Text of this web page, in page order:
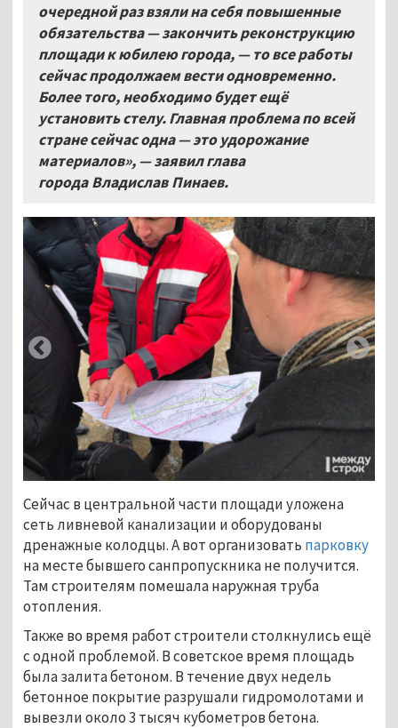
очередной раз взяли на себя повышенные
обязательства — закончить реконструкцию
площади к юбилею города, — то все работы
сейчас продолжаем вести одновременно.
Более того, необходимо будет ещё
установить стелу. Главная проблема по всей
стране сейчас одна — это удорожание
материалов», — заявил глава
города Владислав Пинаев.
Сейчас в центральной части площади уложена
сеть ливневой канализации и оборудованы
дренажные колодцы. А вот организовать парковку
на месте бывшего санпропускника не получится.
Там строителям помешала наружная труба
отопления.
Также во время работ строители столкнулись ещё
с одной проблемой. В советское время площадь
была залита бетоном. В течение двух недель
бетонное покрытие разрушали гидромолотами и
вывезли около 3 тысяч кубометров бетона.